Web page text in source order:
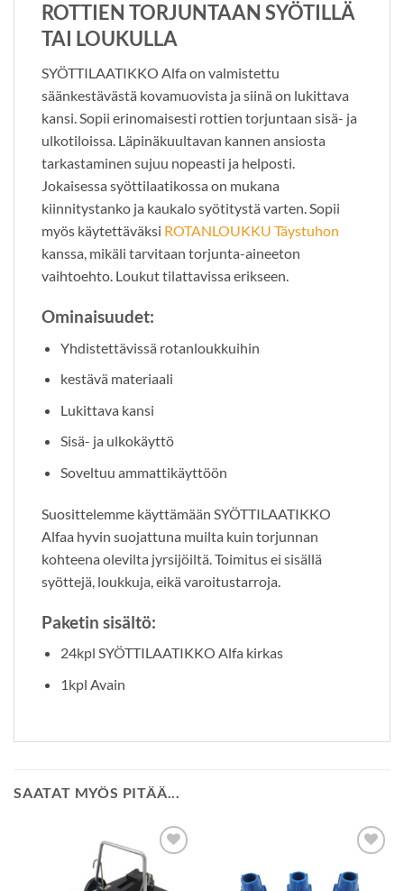
ROTTIEN TORJUNTAAN SYÖTILLÄ
TAI LOUKULLA
SYÖTTILAATIKKO Alfa on valmistettu
säänkestävästä kovamuovista ja siinä on lukittava
kansi. Sopii erinomaisesti rottien torjuntaan sisä- ja
ulkotiloissa. Läpinäkuultavan kannen ansiosta
tarkastaminen sujuu nopeasti ja helposti.
Jokaisessa syöttilaatikossa on mukana
kiinnitystanko ja kaukalo syötitystä varten. Sopii
myös käytettäväksi ROTANLOUKKU Täystuhon
kanssa, mikäli tarvitaan torjunta-aineeton
vaihtoehto. Loukut tilattavissa erikseen.
Ominaisuudet:
Yhdistettävissä rotanloukkuihin
kestävä materiaali
Lukittava kansi
Sisä- ja ulkokäyttö
Soveltuu ammattikäyttöön
Suosittelemme käyttämään SYÖTTILAATIKKO
Alfaa hyvin suojattuna muilta kuin torjunnan
kohteena olevilta jyrsijöiltä. Toimitus ei sisällä
syöttejä, loukkuja, eikä varoitustarroja.
Paketin sisältö:
24kpl SYÖTTILAATIKKO Alfa kirkas
1kpl Avain
SAATAT MYÖS PITÄÄ...
toivelistalle
toivelistalle